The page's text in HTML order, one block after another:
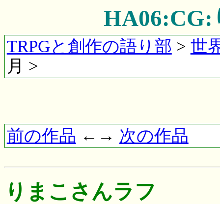
HA06:CG:
TRPGと創作の語り部 > 世
月 >
前の作品 ←→ 次の作品
りまこさんラフ